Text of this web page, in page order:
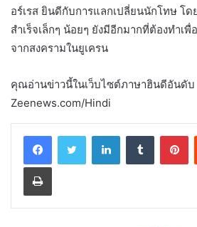
อร์เรส ยินดีกับการแลกเปลี่ยนนักโทษ โด
สำเร็จเล็กๆ น้อยๆ ยังมีอีกมากที่ต้องทำเ
จากสงครามในยูเครน
คุณอ่านข่าวนี้ในเว็บไซต์ภาษาฮินดีอันดับ
Zeenews.com/Hindi
LinkedInTumblr
Print